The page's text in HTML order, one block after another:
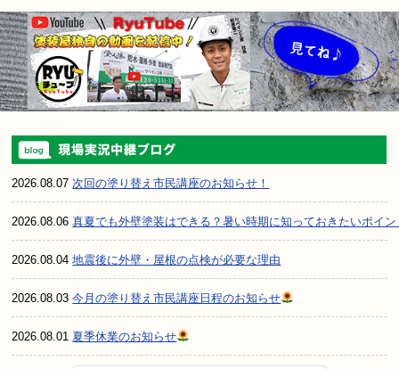
2026.08.07次回の塗り替え市民講座のお知らせ！
2026.08.06真夏でも外壁塗装はできる？暑い時期に知っておきたいポイン
2026.08.04地震後に外壁・屋根の点検が必要な理由
2026.08.03今月の塗り替え市民講座日程のお知らせ
2026.08.01 夏季休業のお知らせ